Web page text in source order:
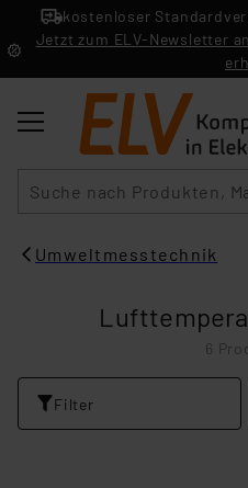
kostenloser
Jetzt zum ELV-Newsletter
Umweltmesstechnik
6
Filter